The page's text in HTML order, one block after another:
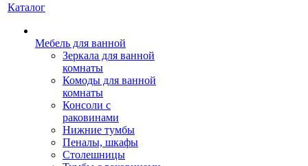
Каталог
Мебель для ванной
Зеркала для ванной
комнаты
Комоды для ванной
комнаты
Консоли с
раковинами
Нижние тумбы
Пеналы, шкафы
Столешницы